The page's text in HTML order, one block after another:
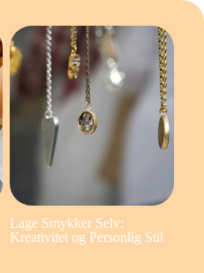
Lage Smykker Selv:
Kreativitet og Personlig Stil